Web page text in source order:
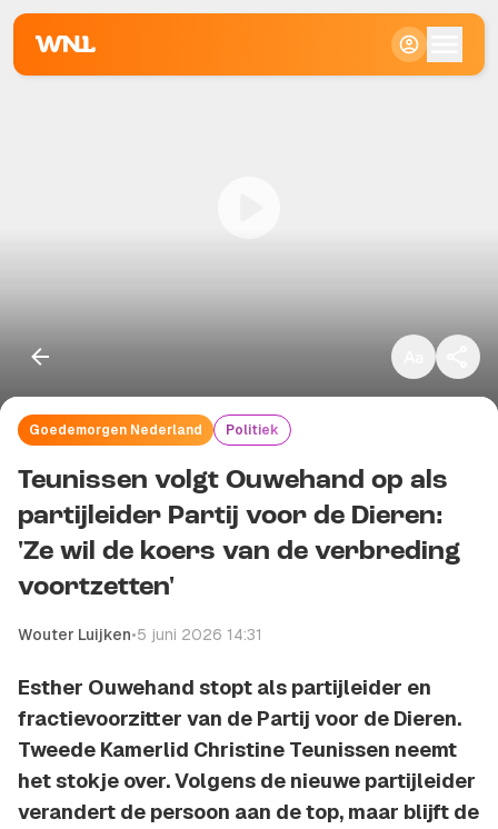
Goedemorgen Nederland Politiek
Teunissen volgt Ouwehand op als
partijleider Partij voor de Dieren:
'Ze wil de koers van de verbreding
voortzetten'
Wouter Luijken•5 juni 2026 14:31
Esther Ouwehand stopt als partijleider en
fractievoorzitter van de Partij voor de Dieren.
Tweede Kamerlid Christine Teunissen neemt
het stokje over. Volgens de nieuwe partijleider
verandert de persoon aan de top, maar blijft de